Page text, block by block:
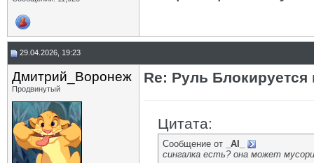
29.04.2026, 19:23
Дмитрий_Воронеж
Продвинутый
Re: Руль Блокируется
Цитата:
Сообщение от
_AI_
сингалка есть? она может